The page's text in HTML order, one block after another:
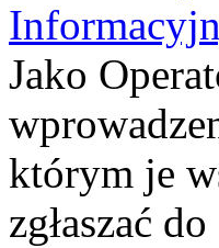
Jako
którym je
zgłaszać